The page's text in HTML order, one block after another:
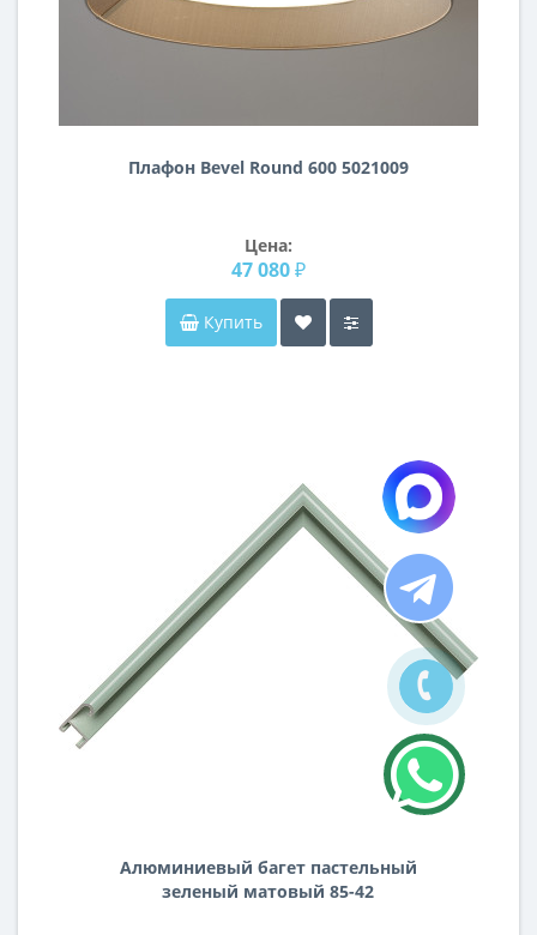
Плафон Bevel Round 600 5021009
Цена:
47 080 ₽
Купить
Алюминиевый багет пастельный
зеленый матовый 85-42